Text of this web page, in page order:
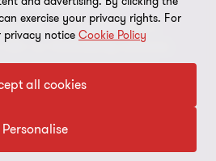
guider och expertråd som
i en föränderlig omvärld.
bli prenumerant idag.
prenumerera
AB - All rights reserved. Med
det varumärke under vilket Grant
till sina kunder, eller ett eller flera
på sammanhanget. Grant Thornton
exercise your privacy rights. For
privacy notice Cookie Policy
all cookies
Personalise